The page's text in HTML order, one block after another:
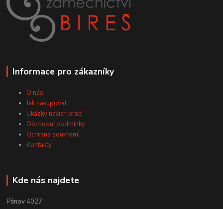
Informace pro zákazníky
O nás
Jak nakupovat
Ukázky našich prací
Obchodní podmínky
Ochrana soukromí
Kontakty
Kde nás najdete
Pánov 4027